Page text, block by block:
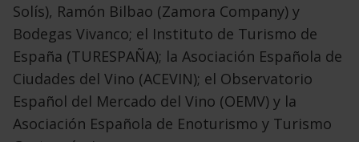
Solís), Ramón Bilbao (Zamora Company) y
Bodegas Vivanco; el Instituto de Turismo de
España (TURESPAÑA); la Asociación Española de
Ciudades del Vino (ACEVIN); el Observatorio
Español del Mercado del Vino (OEMV) y la
Asociación Española de Enoturismo y Turismo